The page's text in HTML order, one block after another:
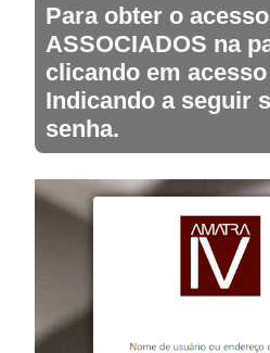
Para obter o
ASSOCIADOS na
clicando em
Indicando a seguir
senha.